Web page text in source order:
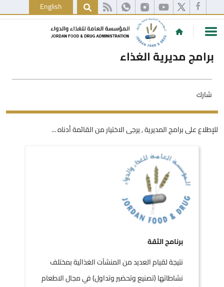
English
برامج مديرية الغذاء
شارك
للإطلاع على برامج المديرية , يرجى الاختيار من القائمة أدناه ...
برنامج الثقة
نتيجة لقيام العديد من المنشآت الغذائية بمختلف
نشاطاتها (تصنيع وتحضير وتداول) في مجال الاطعام